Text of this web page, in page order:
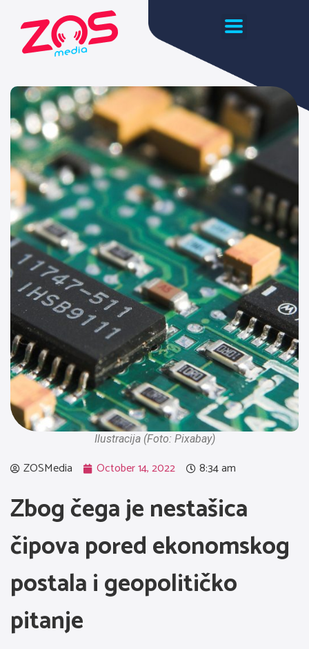
Ilustracija (Foto: Pixabay)
ZOSMedia October 14, 2022 8:34 am
Zbog čega je nestašica
čipova pored ekonomskog
postala i geopolitičko
pitanje